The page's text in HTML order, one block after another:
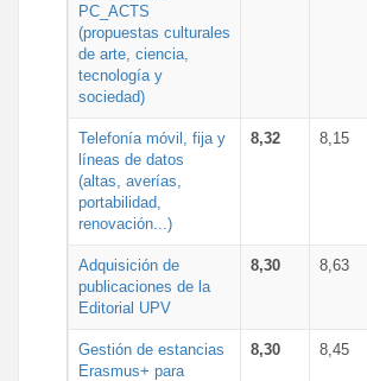
PC_ACTS
(propuestas culturales
de arte, ciencia,
tecnología y
sociedad)
Telefonía móvil, fija y
líneas de datos
(altas, averías,
portabilidad,
renovación...)
8,32 8,15
Adquisición de
publicaciones de la
Editorial UPV
8,30 8,63
Gestión de estancias
Erasmus+ para
8,30 8,45